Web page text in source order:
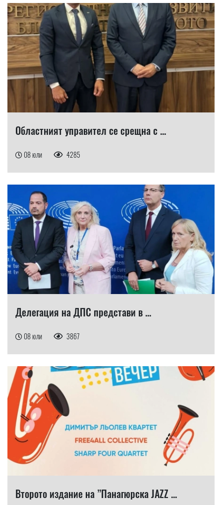
Областният управител се срещна с ...
08 юли 4285
Делегация на ДПС представи в ...
08 юли 3867
Второто издание на ”Панагюрска JAZZ ...